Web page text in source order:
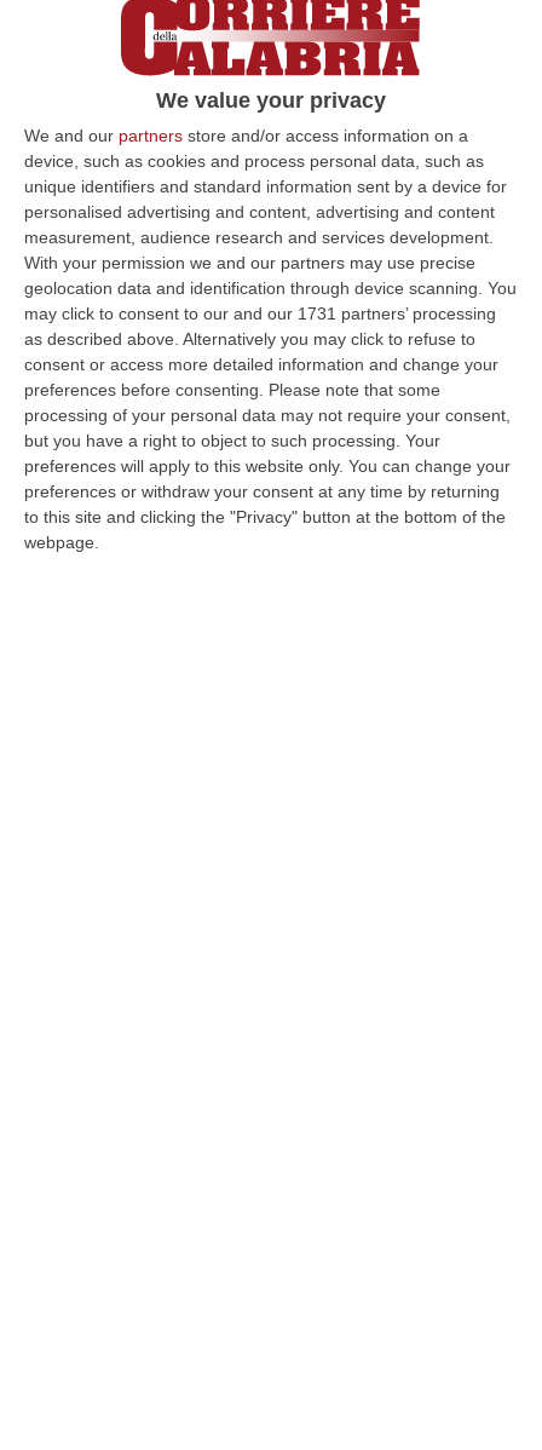
We value your privacy
We and our partners store and/or access information on a
device, such as cookies and process personal data, such as
unique identifiers and standard information sent by a device for
personalised advertising and content, advertising and content
measurement, audience research and services development.
With your permission we and our partners may use precise
geolocation data and identification through device scanning. You
may click to consent to our and our 1731 partners’ processing
as described above. Alternatively you may click to refuse to
consent or access more detailed information and change your
preferences before consenting. Please note that some
processing of your personal data may not require your consent,
but you have a right to object to such processing. Your
preferences will apply to this website only. You can change your
preferences or withdraw your consent at any time by returning
to this site and clicking the "Privacy" button at the bottom of the
webpage.
«Il Cosenza rischia di scomparire dal
calcio che conta, in società
comportamenti inspiegabili»
Il sindaco Franz Caruso interviene e si dice
preoccupato per la vicenda societaria:
«Dobbiamo tutelare la storia del Cosenza»
Pubblicato il: 10/07/25 – 15:23